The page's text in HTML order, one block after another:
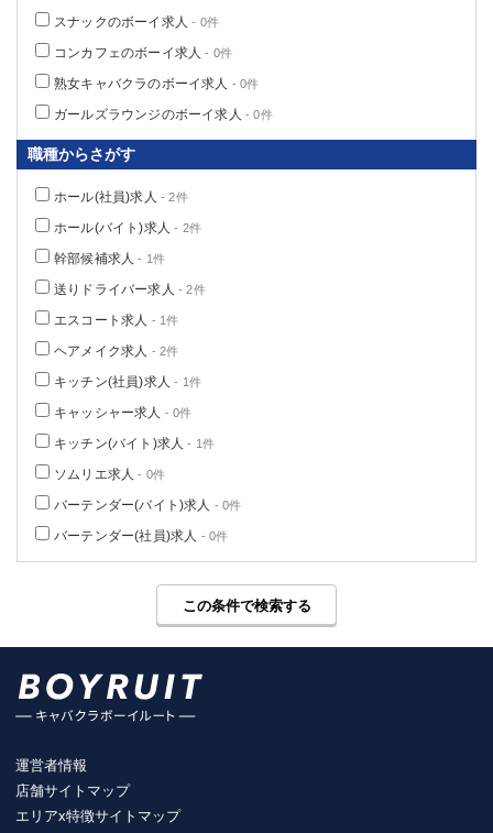
スナックのボーイ求人 - 0件
コンカフェのボーイ求人 - 0件
熟女キャバクラのボーイ求人 - 0件
ガールズラウンジのボーイ求人 - 0件
職種からさがす
ホール(社員)求人 - 2件
ホール(バイト)求人 - 2件
幹部候補求人 - 1件
送りドライバー求人 - 2件
エスコート求人 - 1件
ヘアメイク求人 - 2件
キッチン(社員)求人 - 1件
キャッシャー求人 - 0件
キッチン(バイト)求人 - 1件
ソムリエ求人 - 0件
バーテンダー(バイト)求人 - 0件
バーテンダー(社員)求人 - 0件
この条件で検索する
運営者情報
店舗サイトマップ
エリアx特徴サイトマップ